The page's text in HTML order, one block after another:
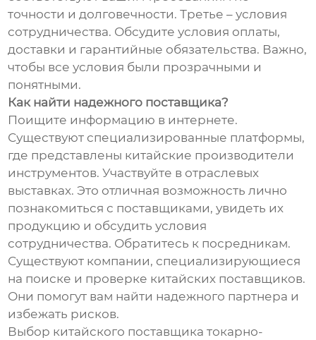
точности и долговечности. Третье – условия
сотрудничества. Обсудите условия оплаты,
доставки и гарантийные обязательства. Важно,
чтобы все условия были прозрачными и
понятными.
Как найти надежного поставщика?
Поищите информацию в интернете.
Существуют специализированные платформы,
где представлены китайские производители
инструментов. Участвуйте в отраслевых
выставках. Это отличная возможность лично
познакомиться с поставщиками, увидеть их
продукцию и обсудить условия
сотрудничества. Обратитесь к посредникам.
Существуют компании, специализирующиеся
на поиске и проверке китайских поставщиков.
Они помогут вам найти надежного партнера и
избежать рисков.
Выбор китайского поставщика токарно-